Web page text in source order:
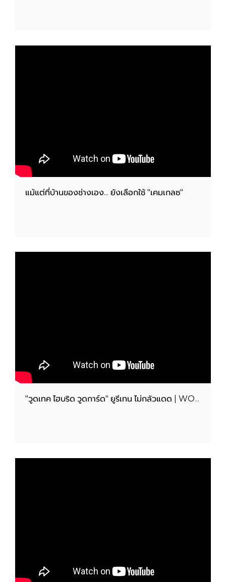
แม้แต่ที่บ้านของช่างเอง... ยังเลือกใช้ "เคมเกลซ"
"วูดเทค ไฮบริด วูดการ์ด" ยูรีเทน ไม่กลัวแดด | WOODTECT